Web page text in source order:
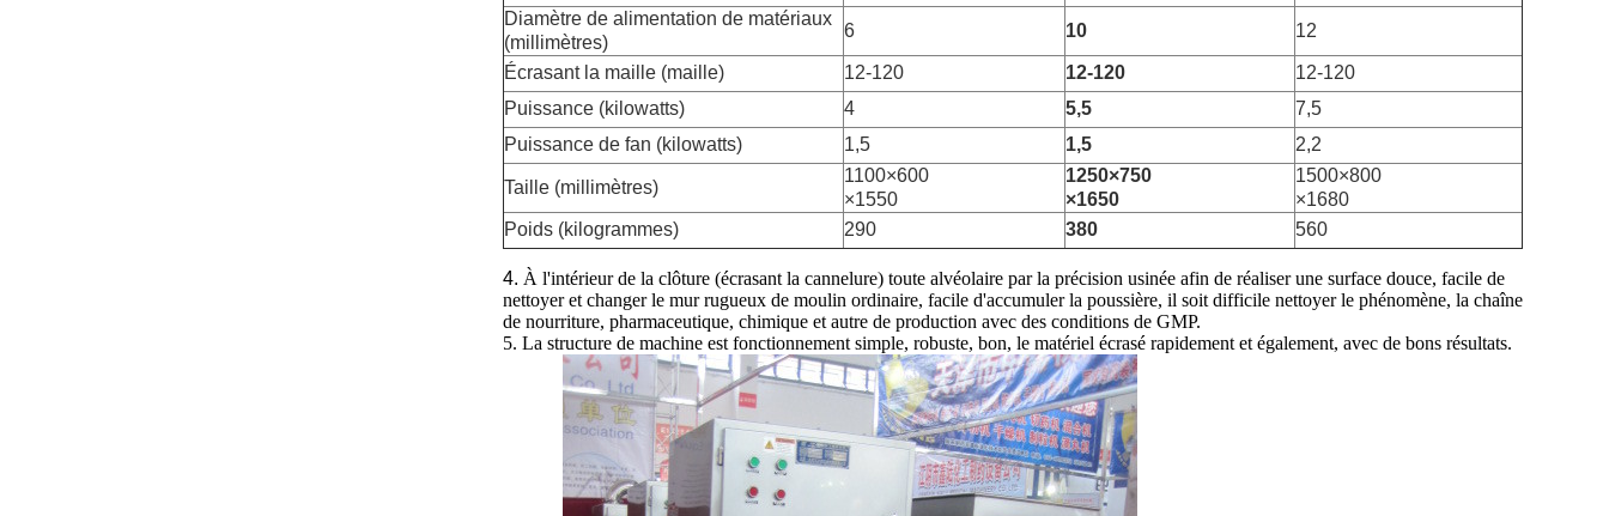
Diamètre de alimentation de matériaux
(millimètres)
6 10 12
Écrasant la maille (maille) 12-120 12-120
12-120
Puissance (kilowatts)
4 5,5
7,5
Puissance de fan (kilowatts)
1,5 1,5 2,2
Taille (millimètres)
1100×600
×1550
1250×750
×1650
1500×800
×1680
Poids (kilogrammes)
290 380 560
4. À l'intérieur de la clôture (écrasant la cannelure) toute alvéolaire par la précision usinée afin de réaliser une surface douce, facile de
nettoyer et changer le mur rugueux de moulin ordinaire, facile d'accumuler la poussière, il soit difficile nettoyer le phénomène, la chaîne
de nourriture, pharmaceutique, chimique et autre de production avec des conditions de GMP.
5. La structure de machine est fonctionnement simple, robuste, bon, le matériel écrasé rapidement et également, avec de bons résultats.